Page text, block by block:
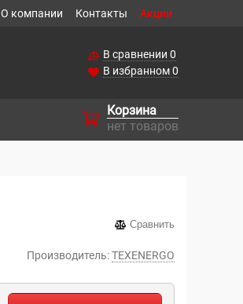
О компании Контакты Акции
В сравнении 0
В избранном0
Корзина
нет товаров
Сравнить
Производитель:TEXENERGO